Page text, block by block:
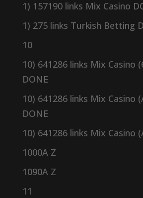
1) 157190 links Mix Casino
1) 275 links Turkish Betting
10
10) 641286 links Mix Casino
DONE
10) 641286 links Mix Casino
DONE
10) 641286 links Mix Casino
1000A Z
1090A Z
11